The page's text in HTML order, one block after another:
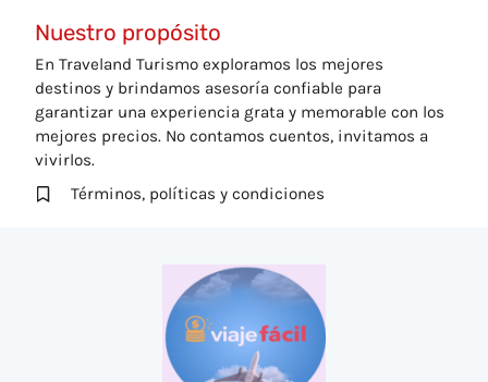
Nuestro propósito
En Traveland Turismo exploramos los mejores
destinos y brindamos asesoría confiable para
garantizar una experiencia grata y memorable con los
mejores precios. No contamos cuentos, invitamos a
vivirlos.
Términos, políticas y condiciones